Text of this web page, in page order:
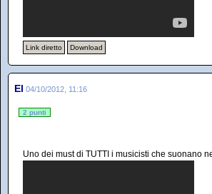
Link diretto Download
El 04/10/2012, 11:16
2 punti
Uno dei must di TUTTI i musicisti che suonano